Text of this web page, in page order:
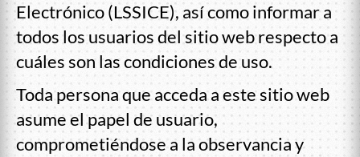
Electrónico (LSSICE), así como informar a
todos los usuarios del sitio web respecto a
cuáles son las condiciones de uso.
Toda persona que acceda a este sitio web
asume el papel de usuario,
comprometiéndose a la observancia y